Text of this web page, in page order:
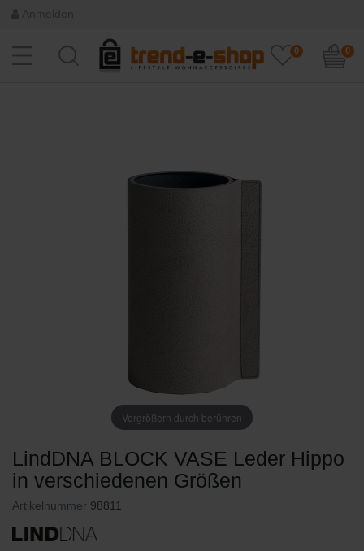
0 0
Vergrößern durch berühren
LindDNA BLOCK VASE Leder Hippo
in verschiedenen Größen
Artikelnummer 98811